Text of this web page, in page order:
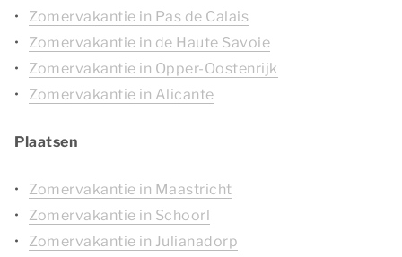
Zomervakantie in Pas de Calais
Zomervakantie in de Haute Savoie
Zomervakantie in Opper-Oostenrijk
Zomervakantie in Alicante
Plaatsen
Zomervakantie in Maastricht
Zomervakantie in Schoorl
Zomervakantie in Julianadorp